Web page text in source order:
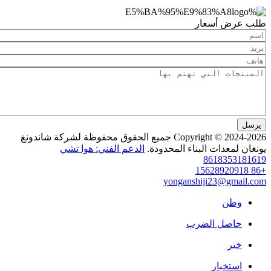
أسعار
Copyright © 2024-2026 جميع الحقوق محفوظة لشركة شاندونغ
البناء المحدودة. الدعم الفني: هوا تشي
الضرب